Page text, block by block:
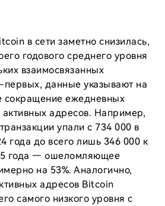
в сети заметно снизилась,
годового среднего уровня
взаимосвязанных
первых, данные указывают на
сокращение ежедневных
активных адресов. Например,
упали с 734 000 в
года до всего лишь 346 000 к
года — ошеломляющее
на 53%. Аналогично,
адресов Bitcoin
самого низкого уровня с